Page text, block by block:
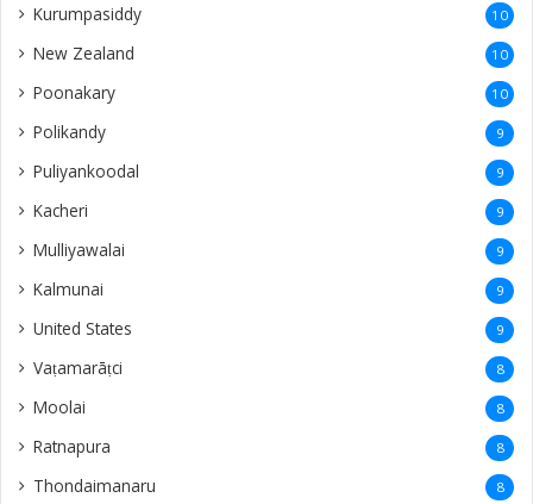
Kurumpasiddy 10
New Zealand 10
Poonakary 10
Polikandy 9
Puliyankoodal 9
Kacheri 9
Mulliyawalai 9
Kalmunai 9
United States 9
Vaṭamarāṭci 8
Moolai 8
Ratnapura 8
Thondaimanaru 8